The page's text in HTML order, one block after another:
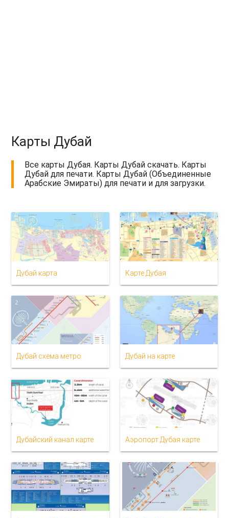
Карты Дубай
Все карты Дубая. Карты Дубай скачать. Карты
Дубай для печати. Карты Дубай (Объединенные
Арабские Эмираты) для печати и для загрузки.
Дубай карта Карте Дубая
Дубай схема метро Дубай на карте
Дубайский канал карте Аэропорт Дубая карте